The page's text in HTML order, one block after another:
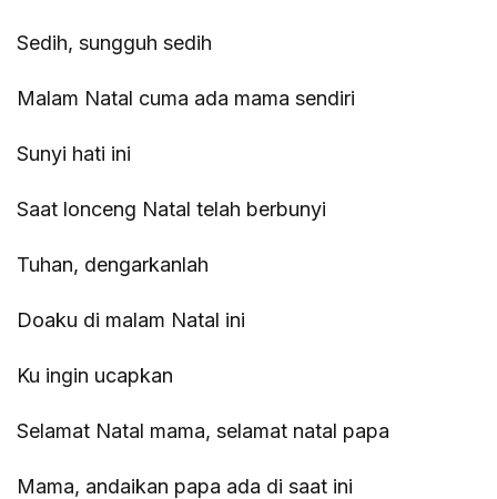
Sedih, sungguh sedih
Malam Natal cuma ada mama sendiri
Sunyi hati ini
Saat lonceng Natal telah berbunyi
Tuhan, dengarkanlah
Doaku di malam Natal ini
Ku ingin ucapkan
Selamat Natal mama, selamat natal papa
Mama, andaikan papa ada di saat ini